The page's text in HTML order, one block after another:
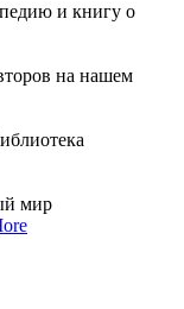
и книгу о
на нашем
мир